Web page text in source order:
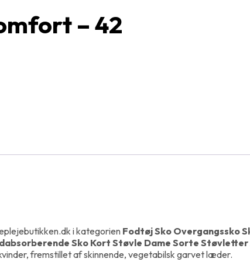
– 42
i kategorienFodtøj Sko Overgangssko
Sko Kort Støvle Dame Sorte Støvletter
fremstillet af skinnende, vegetabilsk garvet læder.